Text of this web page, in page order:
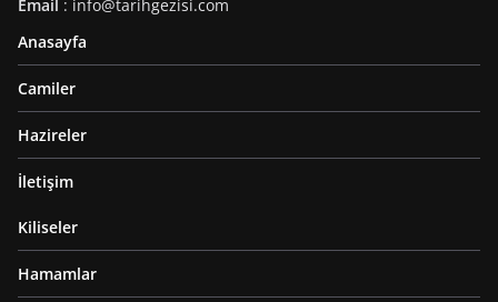
Email : info@tarihgezisi.com
Anasayfa
Camiler
Hazireler
İletişim
Kiliseler
Hamamlar